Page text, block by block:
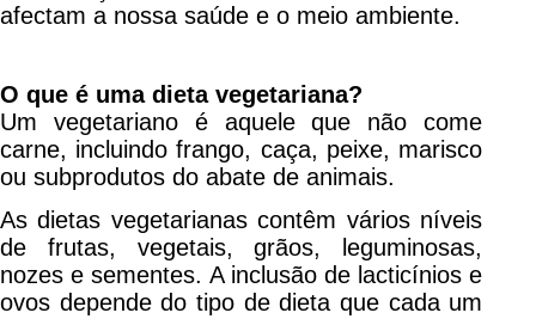
afectam a nossa saúde e o meio ambiente.
O que é uma dieta vegetariana?
Um vegetariano é aquele que não come
carne, incluindo frango, caça, peixe, marisco
ou subprodutos do abate de animais.
As dietas vegetarianas contêm vários níveis
de frutas, vegetais, grãos, leguminosas,
nozes e sementes. A inclusão de lacticínios e
ovos depende do tipo de dieta que cada um